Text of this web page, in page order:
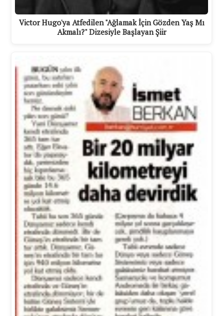
Victor Hugo'ya Atfedilen "Ağlamak İçin Gözden Yaş Mı
Akmalı?" Dizesiyle Başlayan Şiir